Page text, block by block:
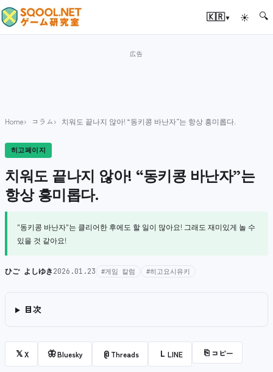
🇰🇷▾ ☀ 🔍
Home コラム 치워도 끝나지 않아! “동키콩 바난자”는 항상 흥미롭다.
히고페이지
치워도 끝나지 않아! “동키콩 바난자”는
항상 흥미롭다.
"동키콩 바난자"는 클리어한 후에도 할 일이 많아요! 그래도 재미있게 놀 수
있을 것 같아요!
ひご よしゆき2026.01.23 #게임 칼럼 #히고요시유키
目次
𝕏X 🦋Bluesky @ Threads L LINE ⎘ コピー